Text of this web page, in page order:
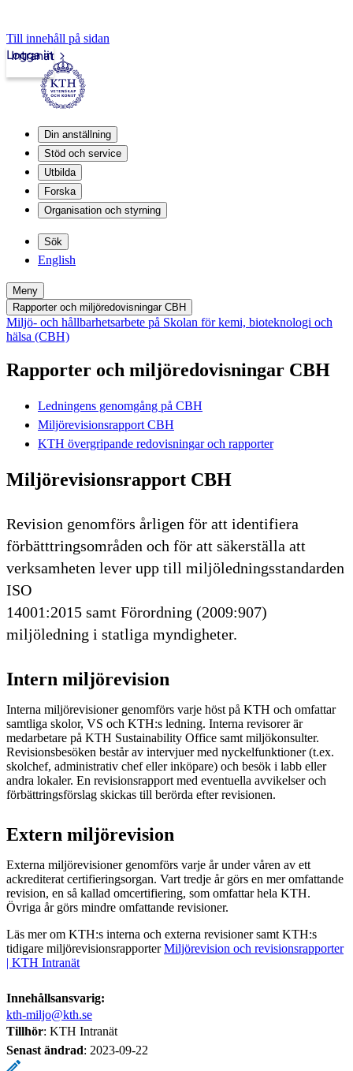
Till innehåll på sidan
Intranät
Logga in
Din anställning
Stöd och service
Utbilda
Forska
Organisation och styrning
Sök
English
Meny
Rapporter och miljöredovisningar CBH
Miljö- och hållbarhetsarbete på Skolan för kemi, bioteknologi och
hälsa (CBH)
Rapporter och miljöredovisningar CBH
Ledningens genomgång på CBH
Miljörevisionsrapport CBH
KTH övergripande redovisningar och rapporter
Miljörevisionsrapport CBH
Revision genomförs årligen för att identifiera
förbätttringsområden och för att säkerställa att
verksamheten lever upp till miljöledningsstandarden
ISO
14001:2015 samt Förordning (2009:907)
miljöledning i statliga myndigheter.
Intern miljörevision
Interna miljörevisioner genomförs varje höst på KTH och omfattar
samtliga skolor, VS och KTH:s ledning. Interna revisorer är
medarbetare på KTH Sustainability Office samt miljökonsulter.
Revisionsbesöken består av intervjuer med nyckelfunktioner (t.ex.
skolchef, administrativ chef eller inköpare) och besök i labb eller
andra lokaler. En revisionsrapport med eventuella avvikelser och
förbättringsförslag skickas till berörda efter revisionen.
Extern miljörevision
Externa miljörevisioner genomförs varje år under våren av ett
ackrediterat certifieringsorgan. Vart tredje år görs en mer omfattande
revision, en så kallad omcertifiering, som omfattar hela KTH.
Övriga år görs mindre omfattande revisioner.
Läs mer om KTH:s interna och externa revisioner samt KTH:s
tidigare miljörevisionsrapporterMiljörevision och revisionsrapporter
| KTH Intranät
Innehållsansvarig:
kth-miljo@kth.se
Tillhör: KTH Intranät
Senast ändrad: 2023-09-22